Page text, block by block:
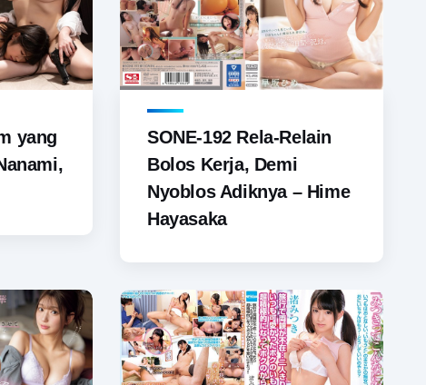
yang
SONE-192 Rela-Relain
Bolos Kerja, Demi
Nyoblos Adiknya – Hime
Hayasaka